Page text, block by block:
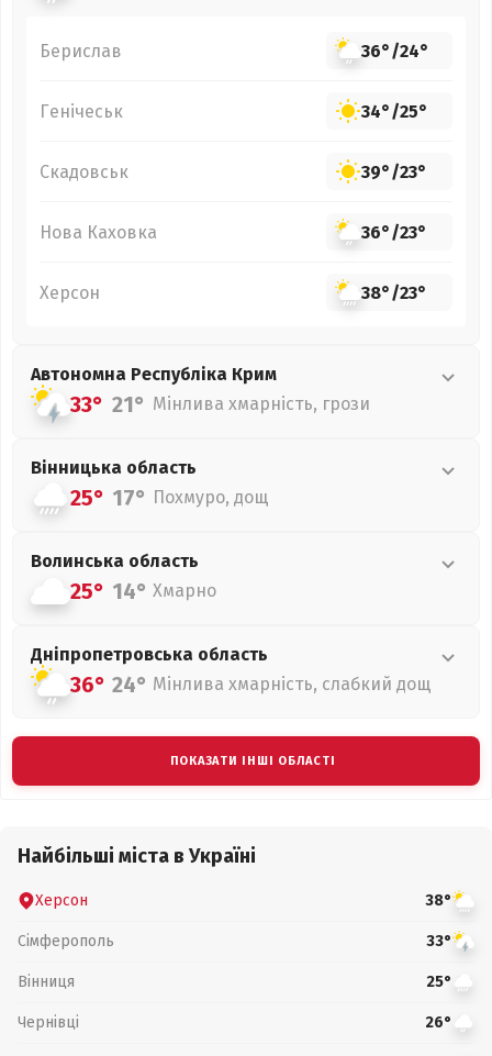
Берислав 36°/24°
Генічеськ 34°/25°
Скадовськ 39°/23°
Нова Каховка 36°/23°
Херсон 38°/23°
Автономна Республіка Крим
33° 21° Мінлива хмарність, грози
Вінницька область
25° 17° Похмуро, дощ
Волинська область
25° 14° Хмарно
Дніпропетровська область
36° 24° Мінлива хмарність, слабкий дощ
ПОКАЗАТИ ІНШІ ОБЛАСТІ
Найбільші міста в Україні
Херсон 38°
Сімферополь 33°
Вінниця 25°
Чернівці 26°